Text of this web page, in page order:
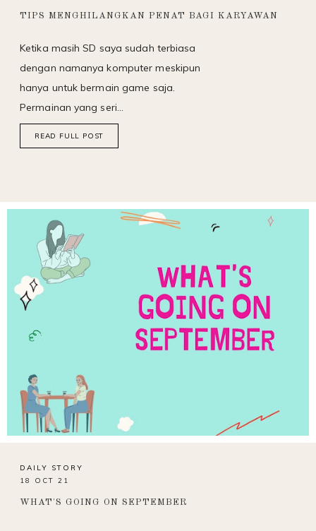
TIPS MENGHILANGKAN PENAT BAGI KARYAWAN
Ketika masih SD saya sudah terbiasa
dengan namanya komputer meskipun
hanya untuk bermain game saja.
Permainan yang seri…
READ FULL POST
DAILY STORY
18 OCT 21
WHAT'S GOING ON SEPTEMBER